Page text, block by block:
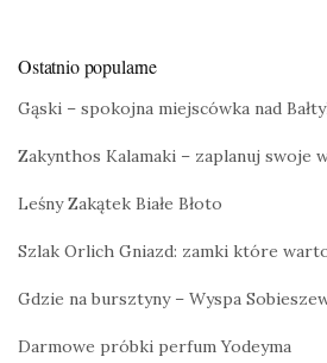
Ostatnio popularne
Gąski – spokojna miejscówka nad
Zakynthos Kalamaki – zaplanuj swoje
Leśny Zakątek Białe Błoto
Szlak Orlich Gniazd: zamki które
Gdzie na bursztyny – Wyspa
Darmowe próbki perfum Yodeyma